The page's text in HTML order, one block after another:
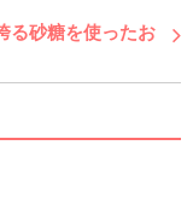
る砂糖を使ったお